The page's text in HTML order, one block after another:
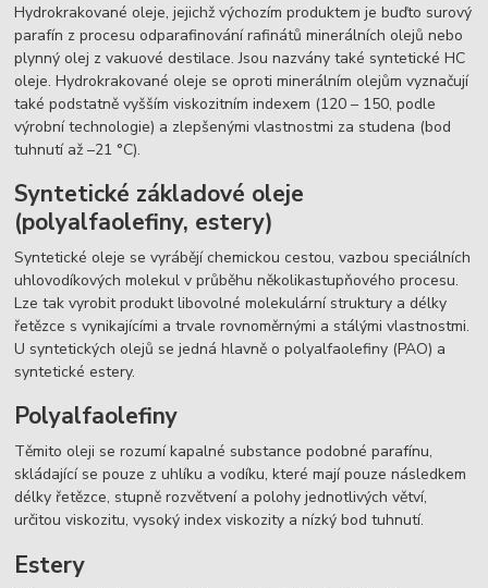
Hydrokrakované oleje, jejichž výchozím produktem je buďto surový
parafín z procesu odparafinování rafinátů minerálních olejů nebo
plynný olej z vakuové destilace. Jsou nazvány také syntetické HC
oleje. Hydrokrakované oleje se oproti minerálním olejům vyznačují
také podstatně vyšším viskozitním indexem (120 – 150, podle
výrobní technologie) a zlepšenými vlastnostmi za studena (bod
tuhnutí až –21 °C).
Syntetické základové oleje
(polyalfaolefiny, estery)
Syntetické oleje se vyrábějí chemickou cestou, vazbou speciálních
uhlovodíkových molekul v průběhu několikastupňového procesu.
Lze tak vyrobit produkt libovolné molekulární struktury a délky
řetězce s vynikajícími a trvale rovnoměrnými a stálými vlastnostmi.
U syntetických olejů se jedná hlavně o polyalfaolefiny (PAO) a
syntetické estery.
Polyalfaolefiny
Těmito oleji se rozumí kapalné substance podobné parafínu,
skládající se pouze z uhlíku a vodíku, které mají pouze následkem
délky řetězce, stupně rozvětvení a polohy jednotlivých větví,
určitou viskozitu, vysoký index viskozity a nízký bod tuhnutí.
Estery